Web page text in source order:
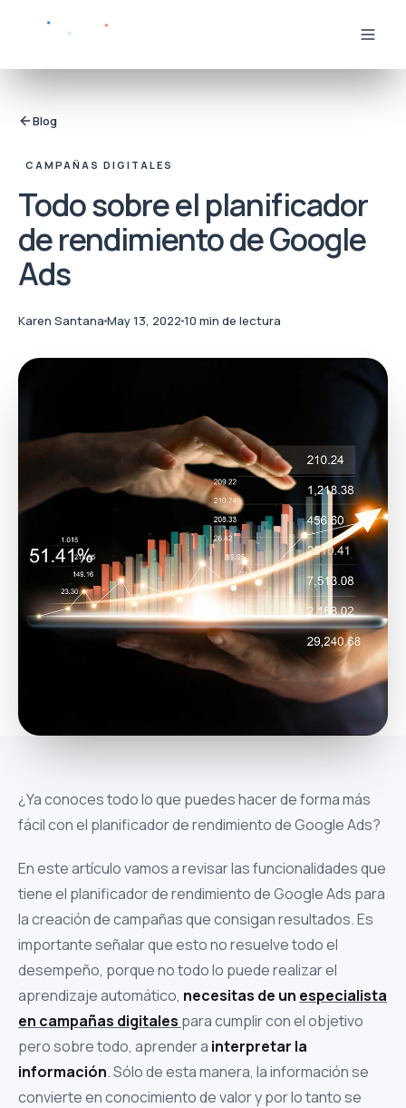
Blog
CAMPAÑAS DIGITALES
Todo sobre el planificador
de rendimiento de Google
Ads
Karen Santana May 13, 2022 10 min de lectura
¿Ya conoces todo lo que puedes hacer de forma más
fácil con el planificador de rendimiento de Google Ads?
En este artículo vamos a revisar las funcionalidades que
tiene el planificador de rendimiento de Google Ads para
la creación de campañas que consigan resultados.Es
importante señalar que esto no resuelve todo el
desempeño, porque no todo lo puede realizar el
aprendizaje automático, necesitas de un especialista
en campañas digitales para cumplir con el objetivo
pero sobre todo, aprender a interpretar la
información. Sólo de esta manera, la información se
convierte en conocimiento de valor y por lo tanto se